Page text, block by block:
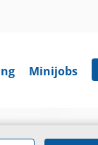
Minijobs